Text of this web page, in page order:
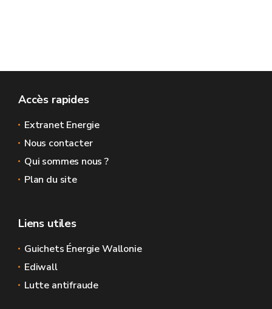
Accès rapides
Extranet Energie
Nous contacter
Qui sommes nous ?
Plan du site
Liens utiles
Guichets Énergie Wallonie
Ediwall
Lutte antifraude